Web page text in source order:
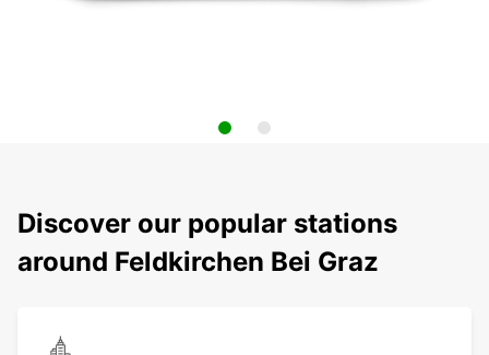
Discover our popular stations
around Feldkirchen Bei Graz